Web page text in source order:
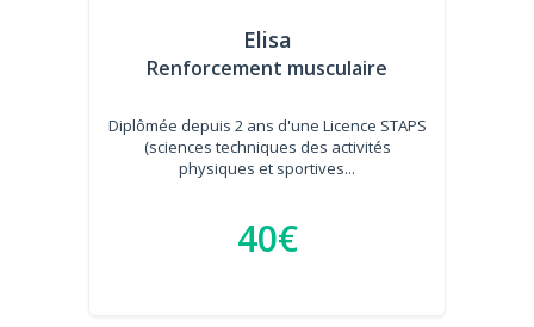
Elisa
Renforcement musculaire
Diplômée depuis 2 ans d'une Licence STAPS
(sciences techniques des activités
physiques et sportives...
40€